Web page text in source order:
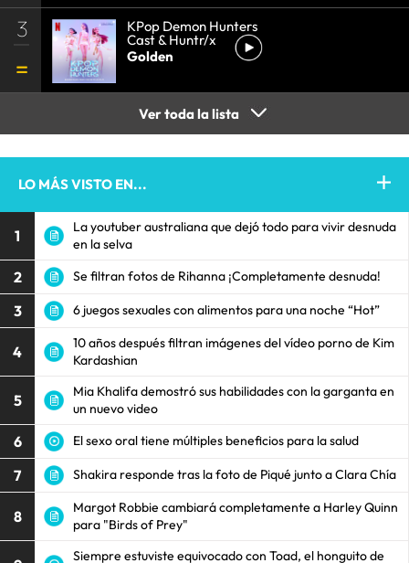
3 KPop Demon Hunters
Cast & Huntr/x
Golden
Ver toda la lista
LO MÁS VISTO EN...
1
La youtuber australiana que dejó todo para vivir desnuda
en la selva
2 Se filtran fotos de Rihanna ¡Completamente desnuda!
3 6 juegos sexuales con alimentos para una noche “Hot”
4
10 años después filtran imágenes del vídeo porno de Kim
Kardashian
5
Mia Khalifa demostró sus habilidades con la garganta en
un nuevo video
6 El sexo oral tiene múltiples beneficios para la salud
7 Shakira responde tras la foto de Piqué junto a Clara Chía
8
Margot Robbie cambiará completamente a Harley Quinn
para "Birds of Prey"
Siempre estuviste equivocado con Toad, el honguito de